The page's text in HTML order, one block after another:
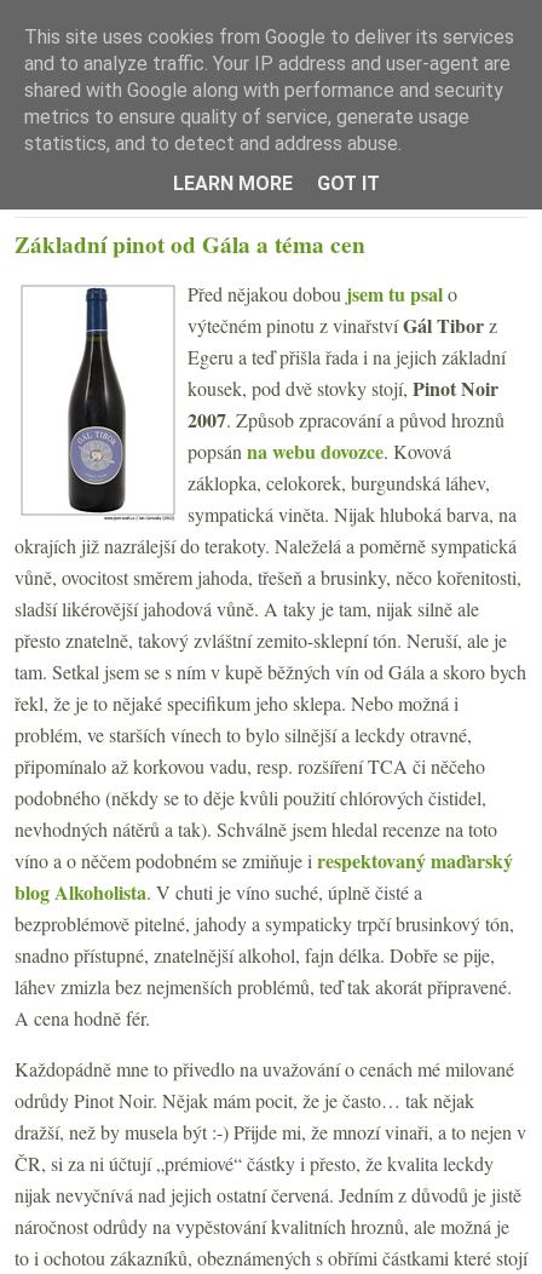
☰ Menu
Základní pinot od Gála a téma cen
Před nějakou dobou jsem tu psalo
výtečném pinotu z vinařstvíGál Tiborz
Egeru a teď přišla řada i na jejich základní
kousek, pod dvě stovky stojí, Pinot Noir
2007. Způsob zpracování a původ hroznů
popsán na webu dovozce. Kovová
záklopka, celokorek, burgundská láhev,
sympatická viněta. Nijak hluboká barva, na
okrajích již nazrálejší do terakoty. Naleželá a poměrně sympatická
vůně, ovocitost směrem jahoda, třešeň a brusinky, něco kořenitosti,
sladší likérovější jahodová vůně. A taky je tam, nijak silně ale
přesto znatelně, takový zvláštní zemito-sklepní tón. Neruší, ale je
tam. Setkal jsem se s ním v kupě běžných vín od Gála a skoro bych
řekl, že je to nějaké specifikum jeho sklepa. Nebo možná i
problém, ve starších vínech to bylo silnější a leckdy otravné,
připomínalo až korkovou vadu, resp. rozšíření TCA či něčeho
podobného (někdy se to děje kvůli použití chlórových čistidel,
nevhodných nátěrů a tak). Schválně jsem hledal recenze na toto
víno a o něčem podobném se zmiňuje i respektovaný maďarský
blog Alkoholista. V chuti je víno suché, úplně čisté a
bezproblémově pitelné, jahody a sympaticky trpčí brusinkový tón,
snadno přístupné, znatelnější alkohol, fajn délka. Dobře se pije,
láhev zmizla bez nejmenších problémů, teď tak akorát připravené.
A cena hodně fér.
Každopádně mne to přivedlo na uvažování o cenách mé milované
odrůdy Pinot Noir. Nějak mám pocit, že je často… tak nějak
dražší, než by musela být :-) Přijde mi, že mnozí vinaři, a to nejen v
ČR, si za ni účtují „prémiové“ částky i přesto, že kvalita leckdy
nijak nevyčnívá nad jejich ostatní červená. Jedním z důvodů je jistě
náročnost odrůdy na vypěstování kvalitních hroznů, ale možná je
to i ochotou zákazníků, obeznámených s obřími částkami které stojí
This site uses cookies from Google to deliver its services
and to analyze traffic. Your IP address and user-agent are
shared with Google along with performance and security
metrics to ensure quality of service, generate usage
statistics, and to detect and address abuse.
LEARN MORE
GOT IT